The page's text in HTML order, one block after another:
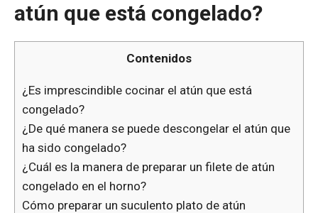
atún que está congelado?
Contenidos
¿Es imprescindible cocinar el atún que está
congelado?
¿De qué manera se puede descongelar el atún que
ha sido congelado?
¿Cuál es la manera de preparar un filete de atún
congelado en el horno?
Cómo preparar un suculento plato de atún